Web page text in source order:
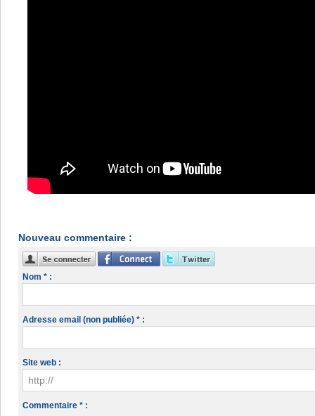
Nouveau commentaire :
Nom * :
Adresse email (non publiée) * :
Site web :
Commentaire * :